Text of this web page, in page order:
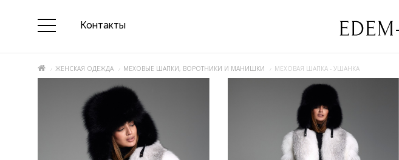
Контакты
ЖЕНСКАЯ ОДЕЖДА МЕХОВЫЕ ШАПКИ, ВОРОТНИКИ И МАНИШКИ МЕХОВАЯ ШАПКА - УШАНКА